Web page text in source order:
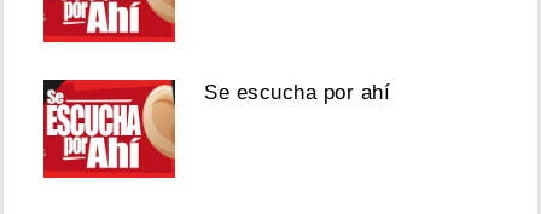
Se escucha por ahí